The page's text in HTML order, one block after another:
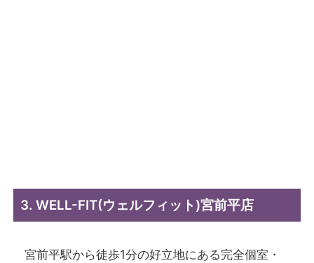
3. WELL-FIT(ウェルフィット)宮前平店
宮前平駅から徒歩1分の好立地にある完全個室・